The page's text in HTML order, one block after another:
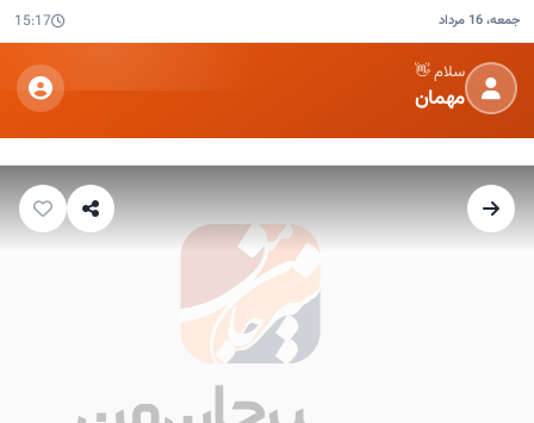
جمعه، 16 مرداد 15:17
سلام 👋
مهمان